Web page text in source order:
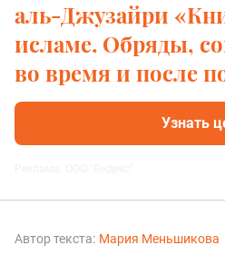
аль-Джузайри
исламе. Обряды,
во время и после
Узнать
Автор текста: Мария Меньшикова